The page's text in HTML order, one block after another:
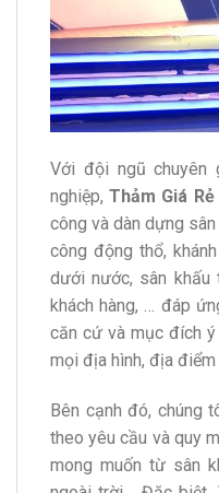
Với đội ngũ chuyên
nghiệp, Thảm Giá
công và dàn dựng
công động thổ,
dưới nước, sân khấu
khách hàng, … đáp
căn cứ và mục đích
mọi địa hình, địa
Bên cạnh đó, chúng
theo yêu cầu và quy
mong muốn từ sân